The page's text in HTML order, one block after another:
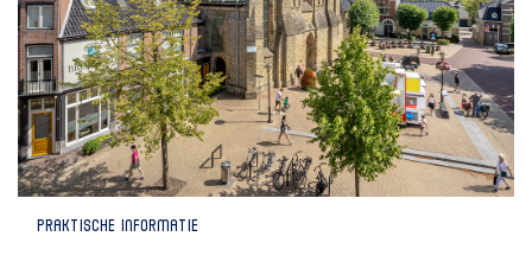
Praktische informatie